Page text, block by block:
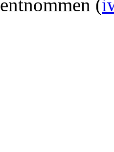
entnommen (